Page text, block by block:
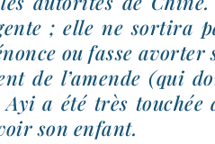
; elle ne sor­ti­ra
ou fasse avor­ter
de l’amende (qui
Ayi a été très
son enfant.